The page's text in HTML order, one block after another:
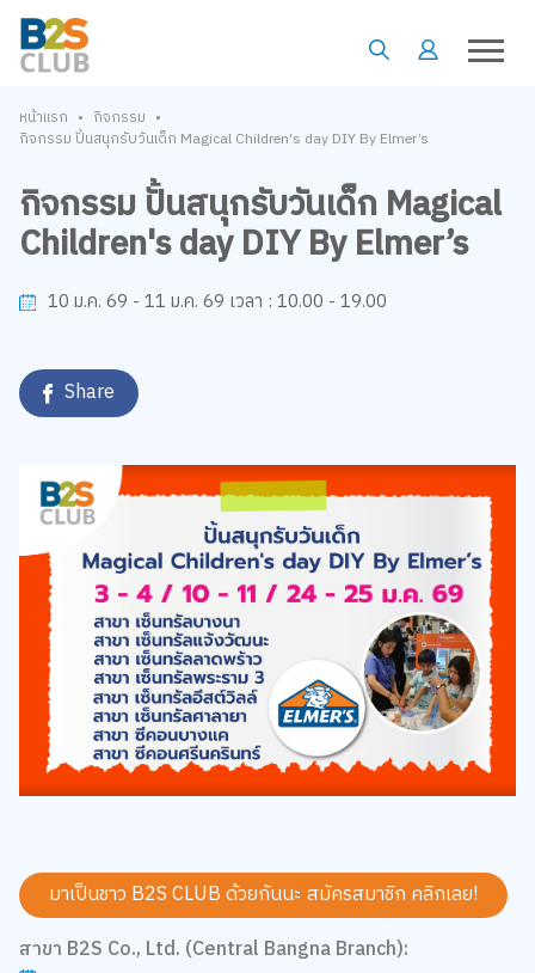
หน้าแรก • กิจกรรม •
กิจกรรม ปั้นสนุกรับวันเด็ก Magical Children's day DIY By Elmer’s
กิจกรรม ปั้นสนุกรับวันเด็ก Magical
Children's day DIY By Elmer’s
10 ม.ค. 69 - 11 ม.ค. 69 เวลา : 10.00 - 19.00
Share
มาเป็นชาว B2S CLUB ด้วยกันนะ สมัครสมาชิก คลิกเลย!
สาขา B2S Co., Ltd. (Central Bangna Branch):